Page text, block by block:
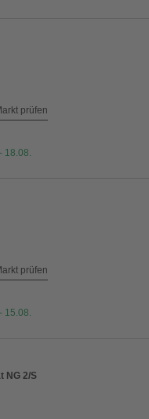
prüfen
18.08.
prüfen
15.08.
NG 2/S